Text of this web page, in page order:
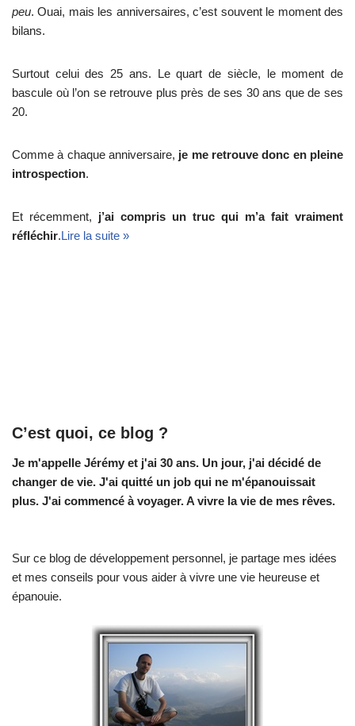
peu. Ouai, mais les anniversaires, c’est souvent le moment des
bilans.
Surtout celui des 25 ans. Le quart de siècle, le moment de
bascule où l’on se retrouve plus près de ses 30 ans que de ses
20.
Comme à chaque anniversaire, je me retrouve donc en pleine
introspection.
Et récemment, j’ai compris un truc qui m’a fait vraiment
réfléchir.Lire la suite »
C’est quoi, ce blog ?
Je m'appelle Jérémy et j'ai 30 ans. Un jour, j'ai décidé de
changer de vie. J'ai quitté un job qui ne m'épanouissait
plus. J'ai commencé à voyager. A vivre la vie de mes rêves.
Sur ce blog de développement personnel, je partage mes idées
et mes conseils pour vous aider à vivre une vie heureuse et
épanouie.